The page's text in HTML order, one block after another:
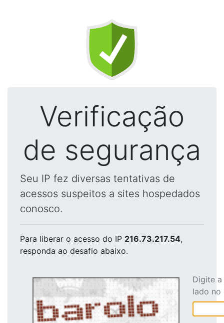
Verificação
de segurança
Seu IP fez diversas tentativas de
acessos suspeitos a sites hospedados
conosco.
Para liberar o acesso do IP 216.73.217.54,
responda ao desafio abaixo.
Digite
lado no